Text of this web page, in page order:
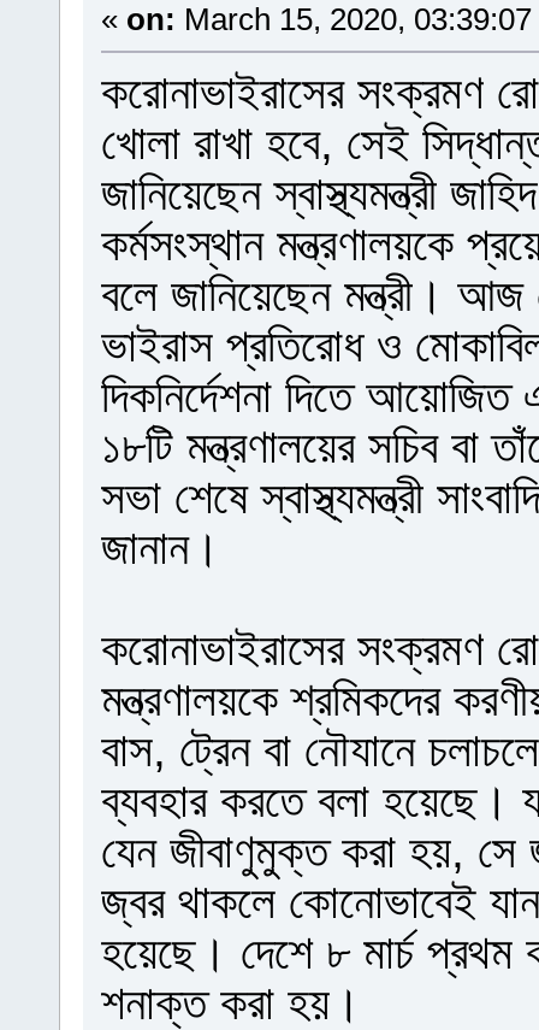
« on: March 15, 2020,
করোনাভাইরাসের সংক্রমণ
খোলা রাখা হবে, সেই
জানিয়েছেন স্বাস্থ্যমন্ত্রী
কর্মসংস্থান মন্ত্রণালয়কে
বলে জানিয়েছেন মন্ত্রী। আজ
ভাইরাস প্রতিরোধ ও
দিকনির্দেশনা দিতে
১৮টি মন্ত্রণালয়ের সচিব বা
সভা শেষে স্বাস্থ্যমন্ত্রী
জানান।
করোনাভাইরাসের সংক্রমণ
মন্ত্রণালয়কে শ্রমিকদের
বাস, ট্রেন বা নৌযানে
ব্যবহার করতে বলা হয়েছে।
যেন জীবাণুমুক্ত করা হয়, সে
জ্বর থাকলে কোনোভাবেই
হয়েছে। দেশে ৮ মার্চ
শনাক্ত করা হয়।